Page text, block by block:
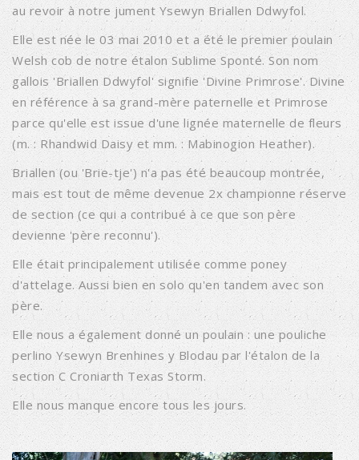
au revoir à notre jument Ysewyn Briallen Ddwyfol.
Elle est née le 03 mai 2010 et a été le premier poulain
Welsh cob de notre étalon Sublime Sponté. Son nom
gallois 'Briallen Ddwyfol' signifie 'Divine Primrose'. Divine
en référence à sa grand-mère paternelle et Primrose
parce qu'elle est issue d'une lignée maternelle de fleurs
(m. : Rhandwid Daisy et mm. : Mabinogion Heather).
Briallen (ou 'Brie-tje') n'a pas été beaucoup montrée,
mais est tout de même devenue 2x championne réserve
de section (ce qui a contribué à ce que son père
devienne 'père reconnu').
Elle était principalement utilisée comme poney
d'attelage. Aussi bien en solo qu'en tandem avec son
père.
Elle nous a également donné un poulain : une pouliche
perlino Ysewyn Brenhines y Blodau par l'étalon de la
section C Croniarth Texas Storm.
Elle nous manque encore tous les jours.